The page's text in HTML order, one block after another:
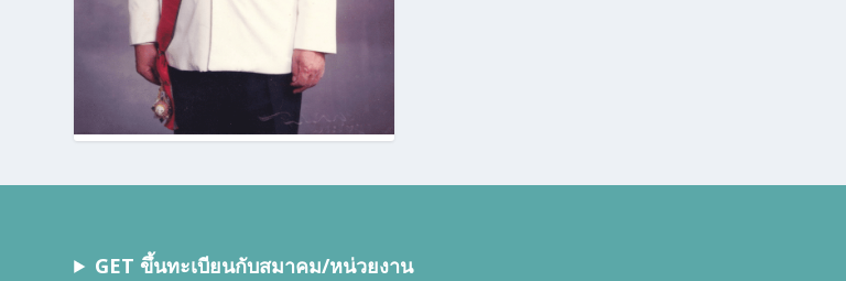
GET ขึ้นทะเบียนกับสมาคม/หน่วยงาน